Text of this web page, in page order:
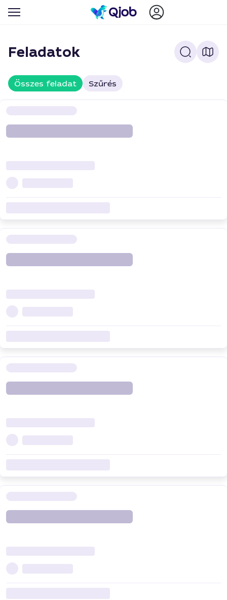
Feladatok
Összes feladat Szűrés